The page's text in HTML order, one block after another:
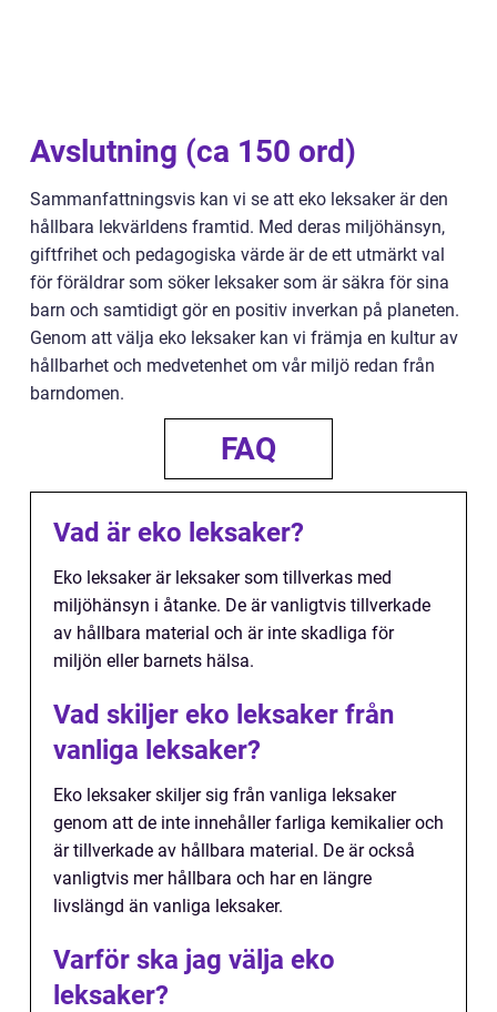
Avslutning (ca 150 ord)
Sammanfattningsvis kan vi se att eko leksaker är den
hållbara lekvärldens framtid. Med deras miljöhänsyn,
giftfrihet och pedagogiska värde är de ett utmärkt val
för föräldrar som söker leksaker som är säkra för sina
barn och samtidigt gör en positiv inverkan på planeten.
Genom att välja eko leksaker kan vi främja en kultur av
hållbarhet och medvetenhet om vår miljö redan från
barndomen.
FAQ
Vad är eko leksaker?
Eko leksaker är leksaker som tillverkas med
miljöhänsyn i åtanke. De är vanligtvis tillverkade
av hållbara material och är inte skadliga för
miljön eller barnets hälsa.
Vad skiljer eko leksaker från
vanliga leksaker?
Eko leksaker skiljer sig från vanliga leksaker
genom att de inte innehåller farliga kemikalier och
är tillverkade av hållbara material. De är också
vanligtvis mer hållbara och har en längre
livslängd än vanliga leksaker.
Varför ska jag välja eko
leksaker?